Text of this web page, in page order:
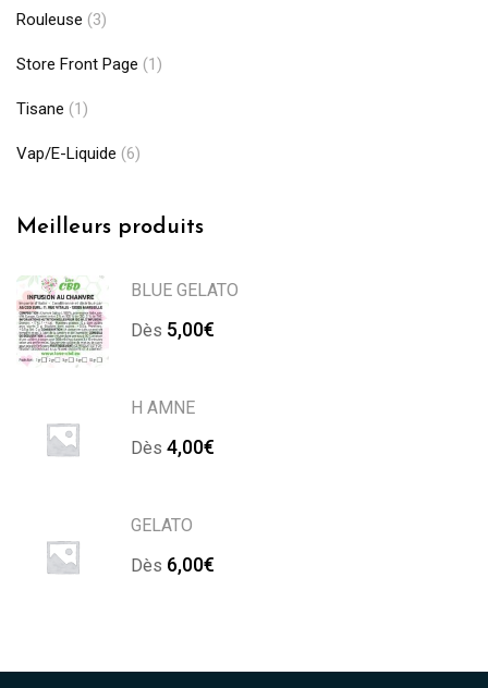
Rouleuse (3)
Store Front Page (1)
Tisane (1)
Vap/E-Liquide (6)
Meilleurs produits
BLUE GELATO
Dès 5,00€
H AMNE
Dès 4,00€
GELATO
Dès 6,00€